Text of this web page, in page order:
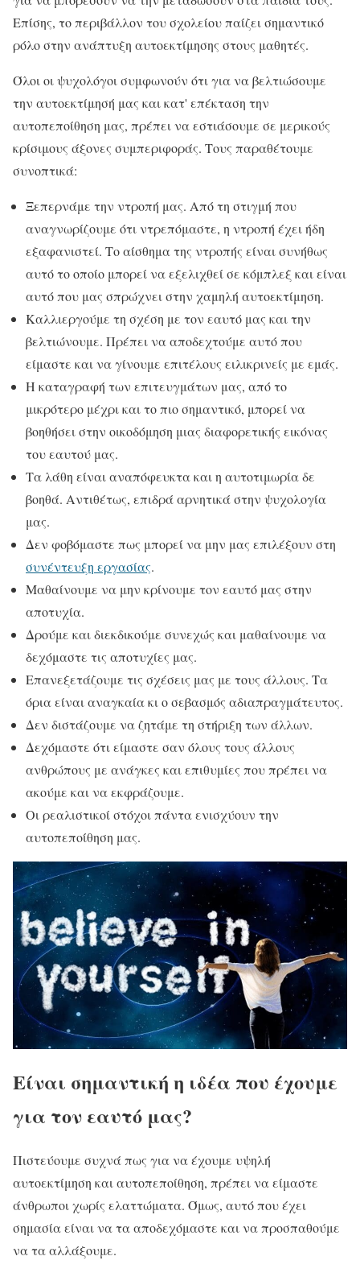
Επίσης, το περιβάλλον του σχολείου παίζει σημαντικό
ρόλο στην ανάπτυξη αυτοεκτίμησης στους μαθητές.
Όλοι οι ψυχολόγοι συμφωνούν ότι για να βελτιώσουμε
την αυτοεκτίμησή μας και κατ' επέκταση την
αυτοπεποίθηση μας, πρέπει να εστιάσουμε σε μερικούς
κρίσιμους άξονες συμπεριφοράς. Τους παραθέτουμε
συνοπτικά:
Ξεπερνάμε την ντροπή μας. Από τη στιγμή που
αναγνωρίζουμε ότι ντρεπόμαστε, η ντροπή έχει ήδη
εξαφανιστεί. Το αίσθημα της ντροπής είναι συνήθως
αυτό το οποίο μπορεί να εξελιχθεί σε κόμπλεξ και είναι
αυτό που μας σπρώχνει στην χαμηλή αυτοεκτίμηση.
Καλλιεργούμε τη σχέση με τον εαυτό μας και την
βελτιώνουμε. Πρέπει να αποδεχτούμε αυτό που
είμαστε και να γίνουμε επιτέλους ειλικρινείς με εμάς.
Η καταγραφή των επιτευγμάτων μας, από το
μικρότερο μέχρι και το πιο σημαντικό, μπορεί να
βοηθήσει στην οικοδόμηση μιας διαφορετικής εικόνας
του εαυτού μας.
Τα λάθη είναι αναπόφευκτα και η αυτοτιμωρία δε
βοηθά. Αντιθέτως, επιδρά αρνητικά στην ψυχολογία
μας.
Δεν φοβόμαστε πως μπορεί να μην μας επιλέξουν στη
συνέντευξη εργασίας.
Μαθαίνουμε να μην κρίνουμε τον εαυτό μας στην
αποτυχία.
Δρούμε και διεκδικούμε συνεχώς και μαθαίνουμε να
δεχόμαστε τις αποτυχίες μας.
Επανεξετάζουμε τις σχέσεις μας με τους άλλους. Τα
όρια είναι αναγκαία κι ο σεβασμός αδιαπραγμάτευτος.
Δεν διστάζουμε να ζητάμε τη στήριξη των άλλων.
Δεχόμαστε ότι είμαστε σαν όλους τους άλλους
ανθρώπους με ανάγκες και επιθυμίες που πρέπει να
ακούμε και να εκφράζουμε.
Οι ρεαλιστικοί στόχοι πάντα ενισχύουν την
αυτοπεποίθηση μας.
Είναι σημαντική η ιδέα που έχουμε
για τον εαυτό μας?
Πιστεύουμε συχνά πως για να έχουμε υψηλή
αυτοεκτίμηση και αυτοπεποίθηση, πρέπει να είμαστε
άνθρωποι χωρίς ελαττώματα. Όμως, αυτό που έχει
σημασία είναι να τα αποδεχόμαστε και να προσπαθούμε
να τα αλλάξουμε.